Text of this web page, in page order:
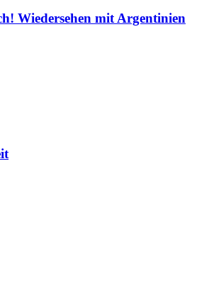
Wiedersehen mit Argentinien